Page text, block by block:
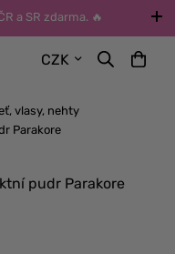
a SR zdarma. 🔥
kurýrem nebo do Z-
zboží způsobené
CZK
vlasy, nehty
Parakore